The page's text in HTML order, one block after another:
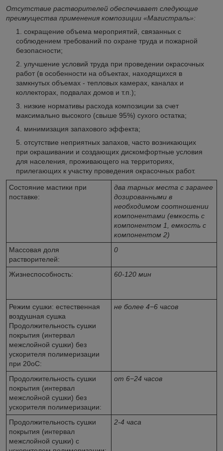
Отсутствие растворителей обеспечивает следующие
преимущества применения композиции «Магистраль»:
сокращение объема мероприятий, связанных с
соблюдением требований по охране труда и пожарной
безопасности;
улучшение условий труда при проведении окрасочных
работ (в особенности на объектах, находящихся в
замкнутых объемах - тепловых камерах, каналах и
коллекторах, подвалах домов и т.п.);
низкие нормативы расхода композиции за счет
максимально высокого (свыше 95%) сухого остатка;
минимизация запахового эффекта;
отсутствие неприятных запахов, часто возникающих
при окрашивании и создающих дискомфортные условия
для населения, проживающего на территориях,
прилегающих к участку проведения окрасочных работ.
Состояние мастики при
поставке:
два тарных места с заранее
дозированными в
необходимом соотношении
компонентами (емкость с
компонентом 1, емкость с
компонентом 2)
Массовая доля
растворителей:
0
Жизнеспособность: 60-120 мин
Режим сушки: естественная
воздушная сушка
Продолжительность сушки
покрытия (интервал
межслойной сушки) без
ускорителя полимеризации
при 20oС:
не более 4−6 часов
Продолжительность сушки
покрытия (интервал
межслойной сушки) без
ускорителя полимеризации:
от 6−24 часов
Продолжительность сушки
покрытия (интервал
межслойной сушки) с
2-4 часа